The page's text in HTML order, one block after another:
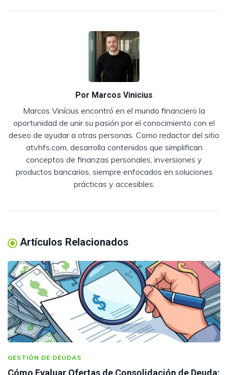
Por Marcos Vinicius
Marcos Vinícius encontró en el mundo financiero la
oportunidad de unir su pasión por el conocimiento con el
deseo de ayudar a otras personas. Como redactor del sitio
atvhfs.com, desarrolla contenidos que simplifican
conceptos de finanzas personales, inversiones y
productos bancarios, siempre enfocados en soluciones
prácticas y accesibles.
Artículos Relacionados
GESTIÓN DE DEUDAS
Cómo Evaluar Ofertas de Consolidación de Deuda: